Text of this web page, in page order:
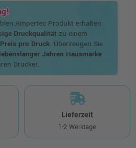
Ampertec Produkt erhalten
Druckqualität zu einem
pro Druck. Überzeugen Sie
lebenslanger Jahren Hausmarke
Drucker.
Lieferzeit
1-2 Werktage